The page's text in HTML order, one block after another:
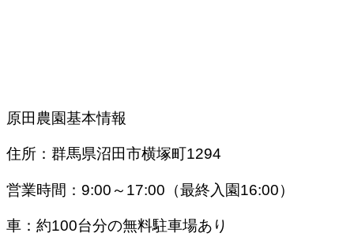
原田農園基本情報
住所：群馬県沼田市横塚町1294
営業時間：9:00～17:00（最終入園16:00）
車：約100台分の無料駐車場あり